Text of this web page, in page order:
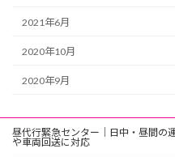
2021年6月
2020年10月
2020年9月
昼代行緊急センター｜日中・昼間の
や車両回送に対応